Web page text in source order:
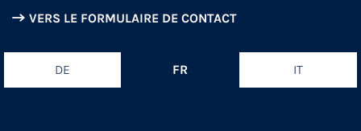
VERS LE FORMULAIRE DE CONTACT
DE FR IT